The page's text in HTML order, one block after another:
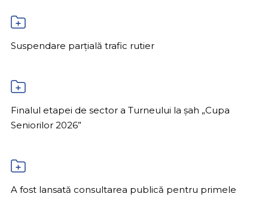
Suspendare parțială trafic rutier
Finalul etapei de sector a Turneului la șah „Cupa
Seniorilor 2026”
A fost lansată consultarea publică pentru primele